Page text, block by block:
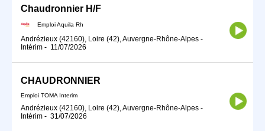
Chaudronnier H/F
Emploi Aquila Rh
Andrézieux (42160), Loire (42), Auvergne-Rhône-Alpes -
Intérim - 11/07/2026
CHAUDRONNIER
Emploi TOMA Interim
Andrézieux (42160), Loire (42), Auvergne-Rhône-Alpes -
Intérim - 31/07/2026